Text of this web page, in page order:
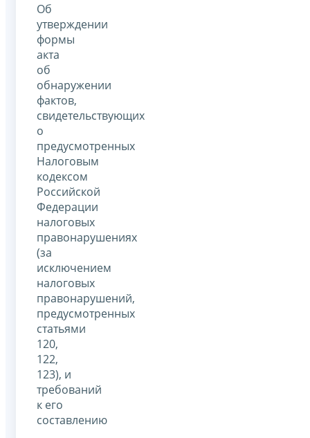
Об
утверждении
формы
акта
об
обнаружении
фактов,
свидетельствующих
о
предусмотренных
Налоговым
кодексом
Российской
Федерации
налоговых
правонарушениях
(за
исключением
налоговых
правонарушений,
предусмотренных
статьями
120,
122,
123), и
требований
к его
составлению